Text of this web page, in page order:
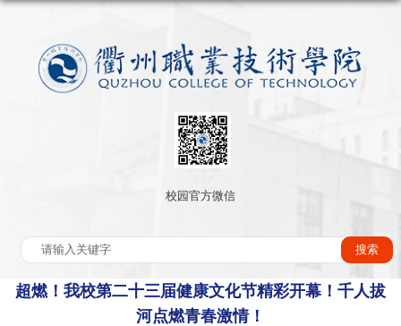
校园官方微信
超燃！我校第二十三届健康文化节精彩开幕！千人拔
河点燃青春激情！